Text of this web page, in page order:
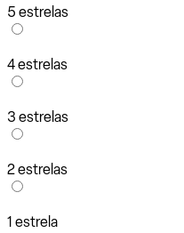
5 estrelas
4 estrelas
3 estrelas
2 estrelas
1 estrela